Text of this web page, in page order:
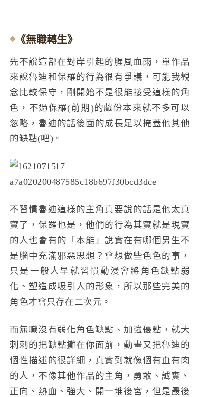
《無職轉生》
先不說這部在對岸引起的腥風血雨，單作品
來說魯迪和保羅的行為很有爭議，可能我觀
念比較保守，剛開始不是很能接受這樣的角
色，不過保羅(前期)的戲份本來就不多可以
忽略，魯迪的話後面的成長足以掩蓋他其他
的缺點(吧)。
不習慣魯迪這樣的主角真要說的話是他太真
實了，保羅也是，他們的行為其實就是現實
的人也會有的「本能」說實在有哪個男生不
是腦中充滿邪惡思想？會想做些色色的事，
只是一般人早就習慣動漫會將角色缺點弱
化、塑造成吸引人的形象，所以那些完美的
角色才會只存在二次元。
而無職沒有弱化角色缺點、加強優點，就大
剌剌的把缺點攤在你面前，動畫又把魯迪的
個性描述的很詳細，真實到就像個有血有肉
的人，不像其他作品的主角，勇敢、誠實、
正向、熱血、強大、開一堆後宮，但是最後